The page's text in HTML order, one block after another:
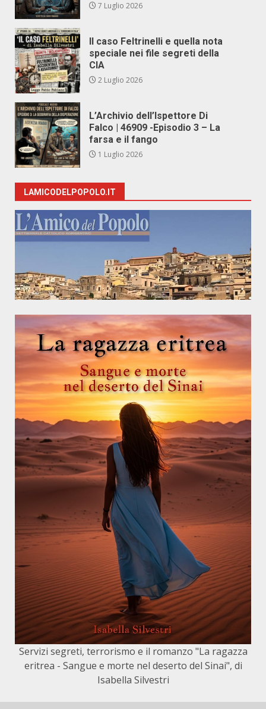
7 Luglio 2026
Il caso Feltrinelli e quella nota
speciale nei file segreti della
CIA
2 Luglio 2026
L’Archivio dell’Ispettore Di
Falco | 46909 -Episodio 3 – La
farsa e il fango
1 Luglio 2026
LAMICODELPOPOLO.IT
Servizi segreti, terrorismo e il romanzo "La ragazza
eritrea - Sangue e morte nel deserto del Sinai", di
Isabella Silvestri